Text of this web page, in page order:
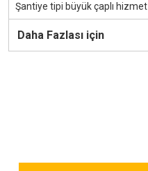
Şantiye tipi büyük çaplı hizmet
Daha Fazlası için